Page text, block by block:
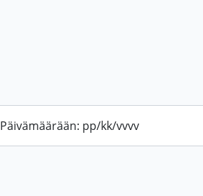
Päivämäärään: pp/kk/vvvv